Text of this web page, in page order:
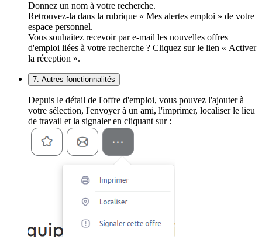
Donnez un nom à votre recherche.
Retrouvez-la dans la rubrique « Mes alertes emploi » de votre
espace personnel.
Vous souhaitez recevoir par e-mail les nouvelles offres
d'emploi liées à votre recherche ? Cliquez sur le lien « Activer
la réception ».
7. Autres fonctionnalités
Depuis le détail de l'offre d'emploi, vous pouvez l'ajouter à
votre sélection, l'envoyer à un ami, l'imprimer, localiser le lieu
de travail et la signaler en cliquant sur :